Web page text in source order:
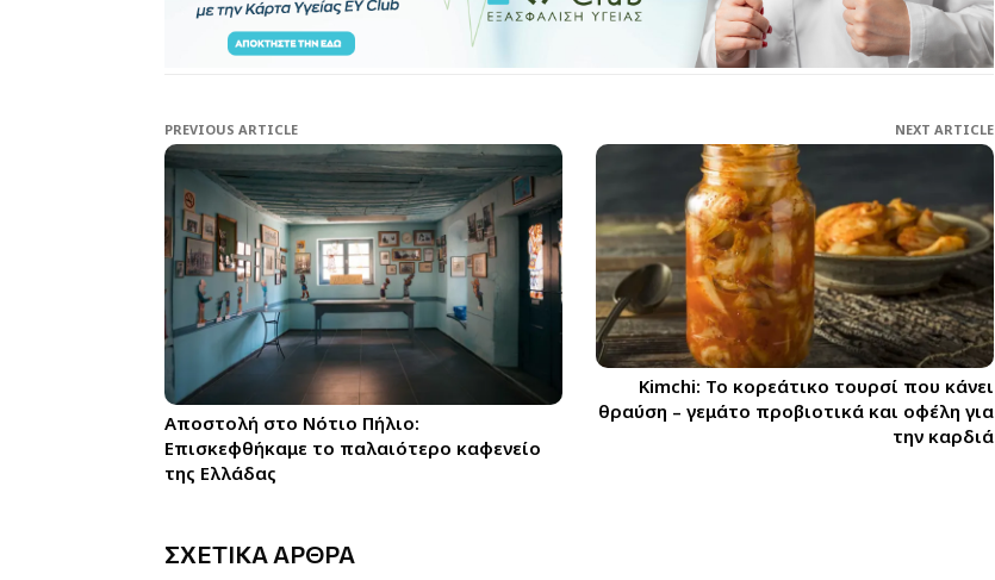
PREVIOUS ARTICLE
Αποστολή στο Νότιο Πήλιο:
Επισκεφθήκαμε το παλαιότερο καφενείο
της Ελλάδας
NEXT ARTICLE
Kimchi: Το κορεάτικο τουρσί που κάνει
θραύση – γεμάτο προβιοτικά και οφέλη για
την καρδιά
ΣΧΕΤΙΚΑ ΑΡΘΡΑ